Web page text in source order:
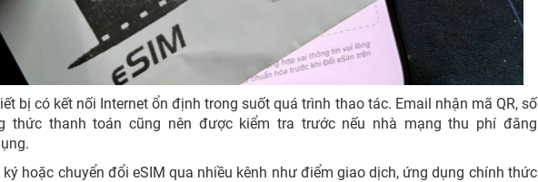
bị có kết nối Internet ổn định trong suốt quá trình thao tác. Email nhận mã QR, số
thức thanh toán cũng nên được kiểm tra trước nếu nhà mạng thu phí đăng
hoặc chuyển đổi eSIM qua nhiều kênh như điểm giao dịch, ứng dụng chính thức